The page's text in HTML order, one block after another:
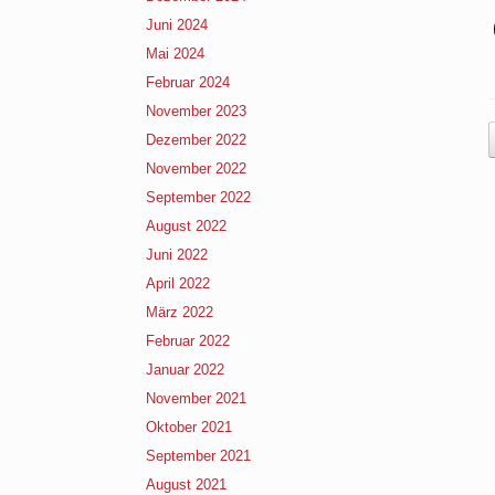
Juni 2024
Mai 2024
Februar 2024
November 2023
Dezember 2022
November 2022
September 2022
August 2022
Juni 2022
April 2022
März 2022
Februar 2022
Januar 2022
November 2021
Oktober 2021
September 2021
August 2021